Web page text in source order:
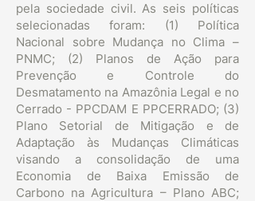
pela sociedade civil. As seis políticas
selecionadas foram: (1) Política
Nacional sobre Mudança no Clima –
PNMC; (2) Planos de Ação para
Prevenção e Controle do
Desmatamento na Amazônia Legal e no
Cerrado - PPCDAM E PPCERRADO; (3)
Plano Setorial de Mitigação e de
Adaptação às Mudanças Climáticas
visando a consolidação de uma
Economia de Baixa Emissão de
Carbono na Agricultura – Plano ABC;